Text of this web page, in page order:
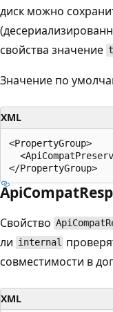
диск можно
свойства значение
Значение по
XML
<PropertyGroup>
Свойство
ли internal
совместимости в
XML